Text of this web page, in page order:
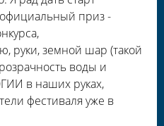
официальный приз -
руки, земной шар (такой
воды и
в наших руках,
фестиваля уже в